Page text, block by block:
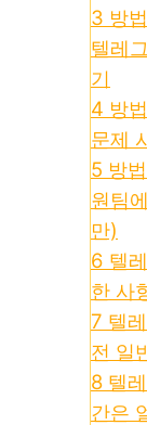
3 방
텔레
기
4 방
문제
5 방
원팀
만)
6 텔
한 사
7 텔
전 일
8 텔
간은